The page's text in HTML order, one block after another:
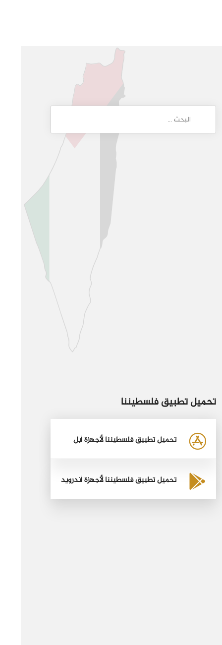
تحميل تطبيق فلسطيننا
تحميل تطبيق فلسطيننا لأجهزة أبل
تحميل تطبيق فلسطيننا لأجهزة أندرويد